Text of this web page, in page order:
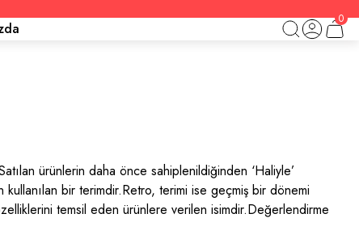
0
ürünlerin daha önce sahiplenildiğinden ‘Haliyle’
kullanılan bir terimdir.Retro, terimi ise geçmiş bir dönemi
temsil eden ürünlere verilen isimdir.Değerlendirme